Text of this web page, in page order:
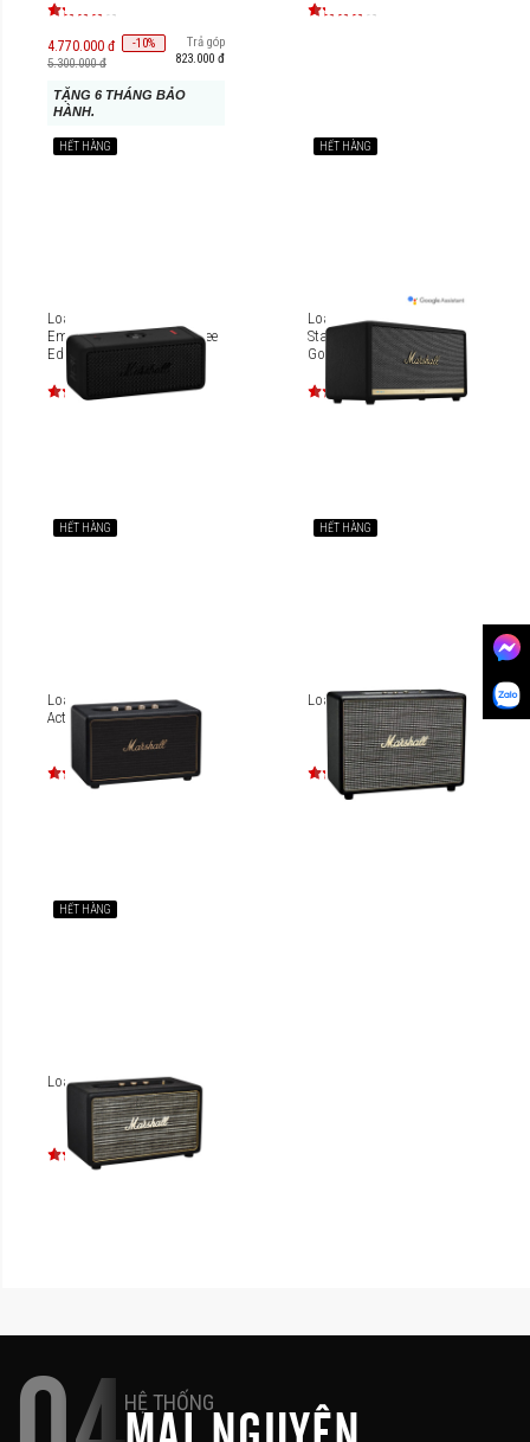
4.770.000 đ -10%
5.300.000 đ
Trả góp
823.000 đ
TẶNG 6 THÁNG BẢO
HÀNH.
HẾT HÀNG
Loa di động Marshall
Emberton Diamond Jubilee
Edition
HẾT HÀNG
Loa không dây Marshall
Stanmore II Voice with the
Google Assistant
HẾT HÀNG
Loa Bluetooth Marshall
Acton Multi Room
HẾT HÀNG
Loa Marshall Woburn
HẾT HÀNG
Loa Marshall Acton
HỆ THỐNG